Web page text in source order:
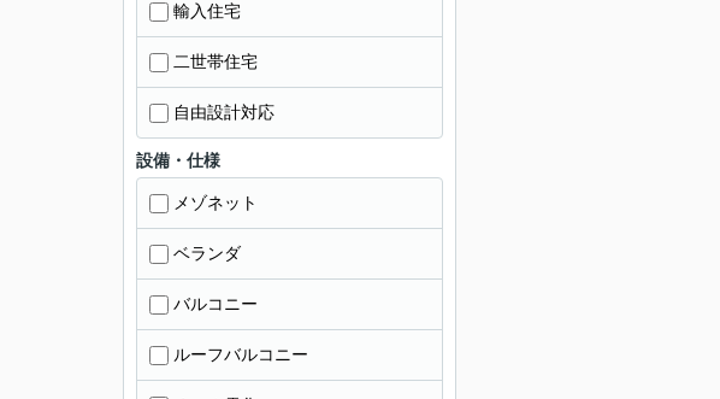
輸入住宅
二世帯住宅
自由設計対応
設備・仕様
メゾネット
ベランダ
バルコニー
ルーフバルコニー